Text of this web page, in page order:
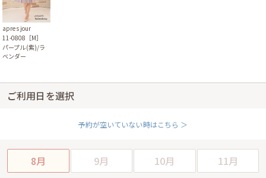
apres jour
11-0808［M］
パープル(紫)/ラ
ベンダー
ご利用日を選択
予約が空いていない時はこちら ＞
8月 9月 10月 11月